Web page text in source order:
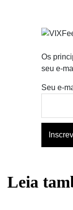
Os
seu e-
Seu e-
Leia